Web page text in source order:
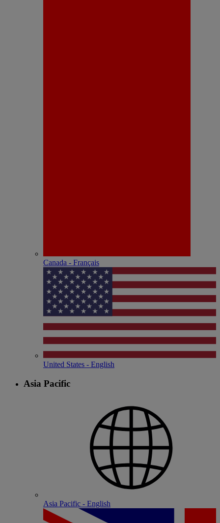
Canada - Français
United States - English
Asia Pacific
Asia Pacific - English